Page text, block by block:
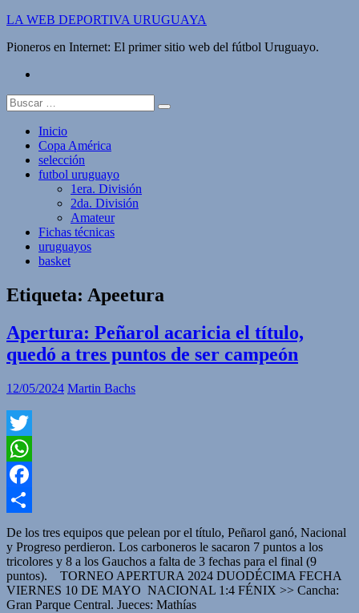
Saltar
contenido
LA WEB DEPORTIVA URUGUAYA
Pioneros en Internet: El primer sitio web del fútbol Uruguayo.
Buscar:
Inicio
Copa América
selección
futbol uruguayo
1era. División
2da. División
Amateur
Fichas técnicas
uruguayos
basket
Etiqueta: Apeetura
Apertura: Peñarol acaricia el título,
quedó a tres puntos de ser campeón
12/05/2024 Martin Bachs
Twitter
WhatsApp
Facebook
Compartir
De los tres equipos que pelean por el título, Peñarol ganó, Nacional
y Progreso perdieron. Los carboneros le sacaron 7 puntos a los
tricolores y 8 a los Gauchos a falta de 3 fechas para el final (9
puntos). TORNEO APERTURA 2024 DUODÉCIMA FECHA
VIERNES 10 DE MAYO NACIONAL 1:4 FÉNIX >> Cancha:
Gran Parque Central. Jueces: Mathías